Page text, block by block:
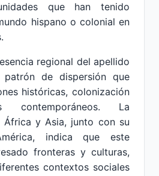
que han tenido
hispano o colonial en
regional del apellido
de dispersión que
históricas, colonización
contemporáneos. La
África y Asia, junto con su
indica que este
fronteras y culturas,
contextos sociales